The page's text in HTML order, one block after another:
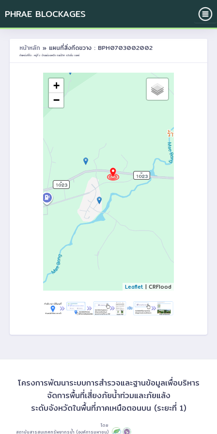
PHRAE BLOCKAGES
หน้าหลัก » แผนที่สิ่งกีดขวาง : BPH0703002002
ตำแหน่งที่ตั้ง : หมู่ที่ 2 บ้านแม่บงเหนือ ต.แม่ป้าก อ.วังชิ้น จ.แพร่
+
−
Leaflet | CRFlood
โครงการพัฒนาระบบการสำรวจและฐานข้อมูลเพื่อบริหาร
จัดการพื้นที่เสี่ยงภัยน้ำท่วมและภัยแล้ง
ระดับจังหวัดในพื้นที่ภาคเหนือตอนบน (ระยะที่ 1)
โดย
สถาบันสารสนเทศทรัพยากรน้ำ (องค์การมหาชน)